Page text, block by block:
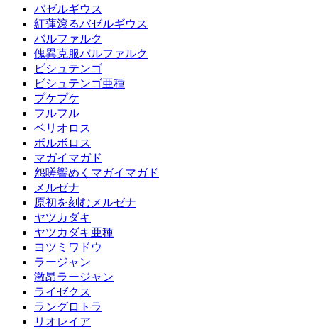
バゼルギウス
紅蓮滾るバゼルギウス
バルファルク
傀異克服バルファルク
ビシュテンゴ
ビシュテンゴ亜種
プケプケ
フルフル
ベリオロス
ボルボロス
マガイマガド
怨嗟響めくマガイマガド
メルゼナ
原初を刻むメルゼナ
ヤツカダキ
ヤツカダキ亜種
ヨツミワドウ
ラージャン
激昂ラージャン
ライゼクス
ラングロトラ
リオレイア